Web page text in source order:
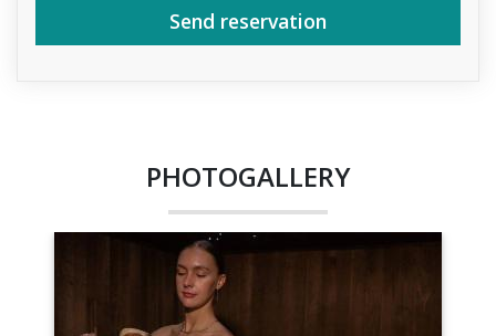
Send reservation
PHOTOGALLERY